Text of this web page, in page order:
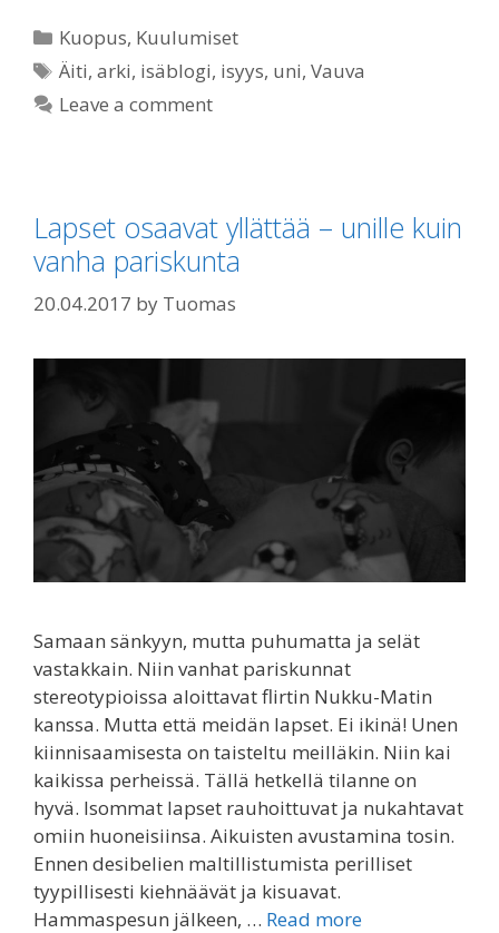
Categories
Kuopus, Kuulumiset
Tags
Äiti,arki, isäblogi, isyys, uni,Vauva
Leave a comment
Lapset osaavat yllättää – unille kuin
vanha pariskunta
20.04.2017 by Tuomas
Samaan sänkyyn, mutta puhumatta ja selät
vastakkain. Niin vanhat pariskunnat
stereotypioissa aloittavat flirtin Nukku-Matin
kanssa. Mutta että meidän lapset. Ei ikinä! Unen
kiinnisaamisesta on taisteltu meilläkin. Niin kai
kaikissa perheissä. Tällä hetkellä tilanne on
hyvä. Isommat lapset rauhoittuvat ja nukahtavat
omiin huoneisiinsa. Aikuisten avustamina tosin.
Ennen desibelien maltillistumista perilliset
tyypillisesti kiehnäävät ja kisuavat.
Hammaspesun jälkeen, … Read more